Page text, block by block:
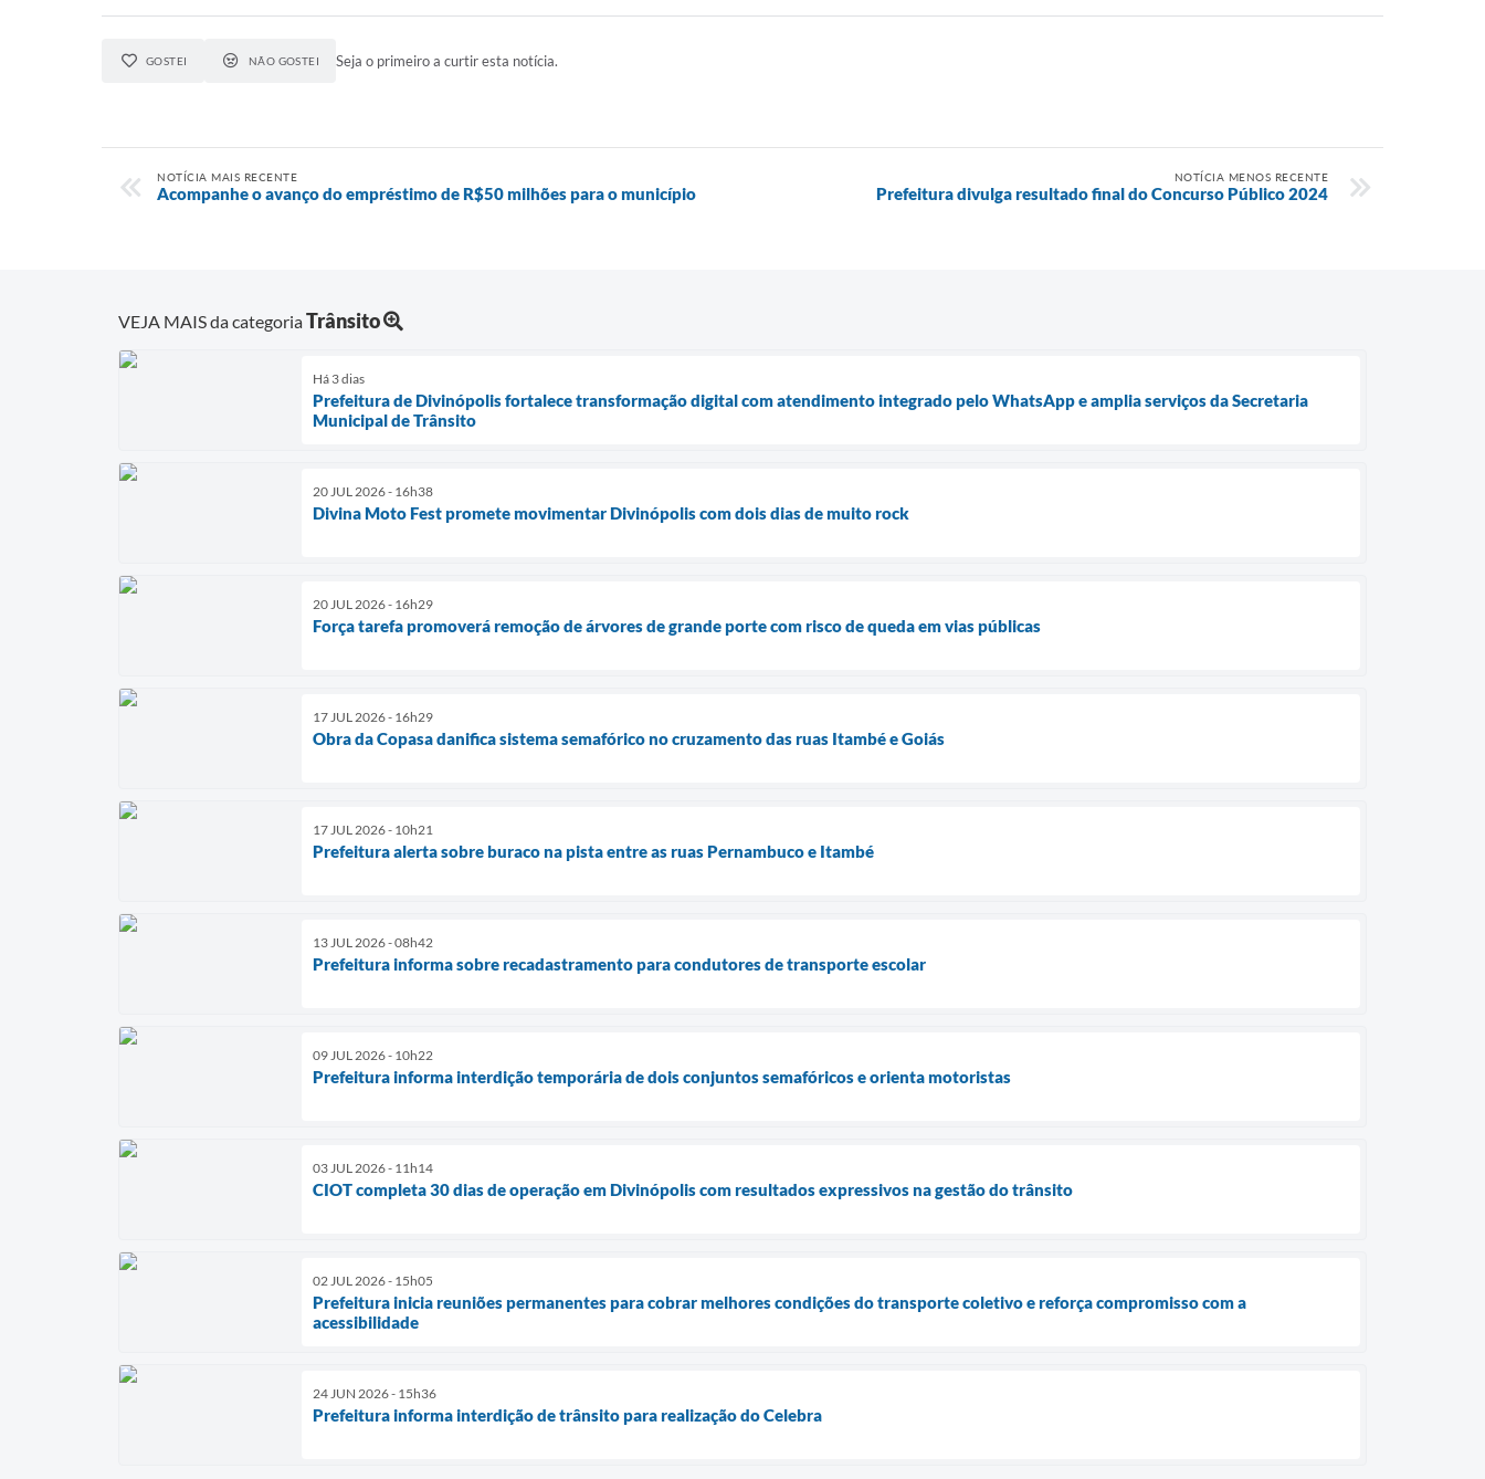
GOSTEI NÃO GOSTEI Seja o primeiro a curtir esta notícia.
NOTÍCIA MAIS RECENTE
Acompanhe o avanço do empréstimo de R$50 milhões para o município
NOTÍCIA MENOS RECENTE
Prefeitura divulga resultado final do Concurso Público 2024
VEJA MAIS da categoriaTrânsito
Há 3 dias
Prefeitura de Divinópolis fortalece transformação digital com atendimento integrado pelo WhatsApp e amplia serviços da Secretaria
Municipal de Trânsito
20 JUL 2026 - 16h38
Divina Moto Fest promete movimentar Divinópolis com dois dias de muito rock
20 JUL 2026 - 16h29
Força tarefa promoverá remoção de árvores de grande porte com risco de queda em vias públicas
17 JUL 2026 - 16h29
Obra da Copasa danifica sistema semafórico no cruzamento das ruas Itambé e Goiás
17 JUL 2026 - 10h21
Prefeitura alerta sobre buraco na pista entre as ruas Pernambuco e Itambé
13 JUL 2026 - 08h42
Prefeitura informa sobre recadastramento para condutores de transporte escolar
09 JUL 2026 - 10h22
Prefeitura informa interdição temporária de dois conjuntos semafóricos e orienta motoristas
03 JUL 2026 - 11h14
CIOT completa 30 dias de operação em Divinópolis com resultados expressivos na gestão do trânsito
02 JUL 2026 - 15h05
Prefeitura inicia reuniões permanentes para cobrar melhores condições do transporte coletivo e reforça compromisso com a
acessibilidade
24 JUN 2026 - 15h36
Prefeitura informa interdição de trânsito para realização do Celebra